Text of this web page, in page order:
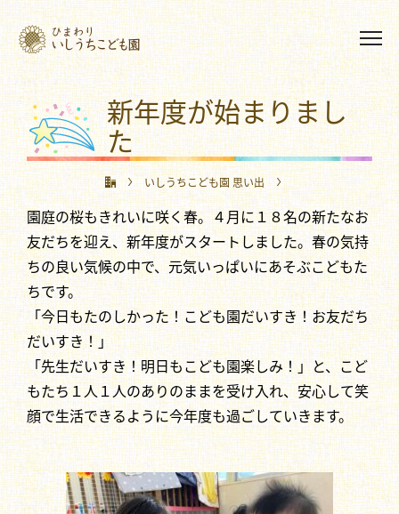
新年度が始まりまし
た
いしうちこども園 思い出
新年度が始まりました
園庭の桜もきれいに咲く春。４月に１８名の新たなお
友だちを迎え、新年度がスタートしました。春の気持
ちの良い気候の中で、元気いっぱいにあそぶこどもた
ちです。
「今日もたのしかった！こども園だいすき！お友だち
だいすき！」
「先生だいすき！明日もこども園楽しみ！」と、こど
もたち１人１人のありのままを受け入れ、安心して笑
顔で生活できるように今年度も過ごしていきます。